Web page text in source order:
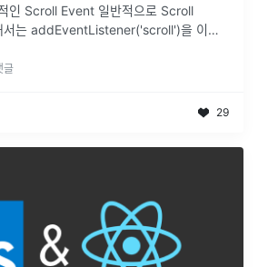
서는 addEventListener('scroll')을 이용
글
29